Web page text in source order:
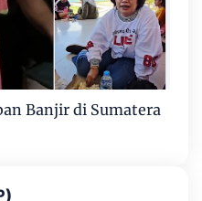
Banjir di Sumatera